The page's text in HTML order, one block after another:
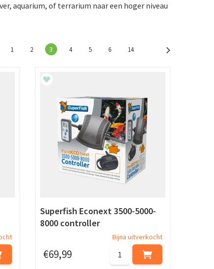
aquarium, of terrarium naar een hoger niveau
1 2 3 4 5 6 14
Superfish Econext 3500-5000-
8000 controller
€69,99
Bijna uitverkocht